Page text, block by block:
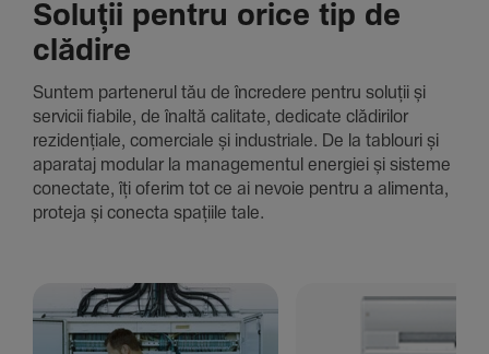
Soluții pentru orice tip de
clădire
Suntem parte­nerul tău de încre­dere pentru soluții și
servicii fiabile, de înaltă cali­tate, dedi­cate clădi­rilor
rezi­den­țiale, comer­ciale și indus­triale. De la tablouri și
aparataj modular la managementul energiei și sisteme
conec­tate, îți oferim tot ce ai nevoie pentru a alimenta,
proteja și conecta spațiile tale.